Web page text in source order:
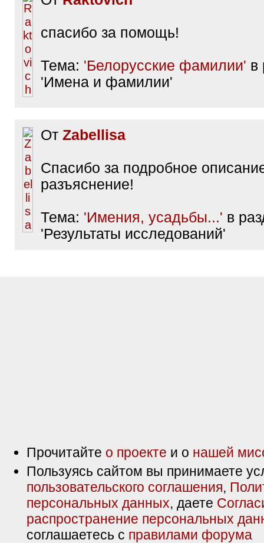
спасибо за помощь!
Тема: 'Белорусские фамилии' в
'Имена и фамилии'
От Zabellisa
Спасибо за подробное
разъяснение!
Тема: 'Имения, усадьбы...' в
'Результаты исследований'
Прочитайте о проекте и о нашей
Пользуясь сайтом вы принимаете
пользовательского соглашения,
персональных данных, даете
распространение персональных
соглашаетесь с правилами форума